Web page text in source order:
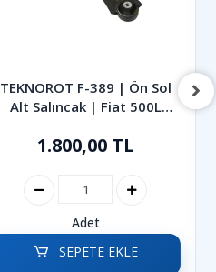
TEKNOROT F-389 | Ön Sol
Alt Salıncak | Fiat 500L
1.800,00 TL
Adet
SEPETE EKLE